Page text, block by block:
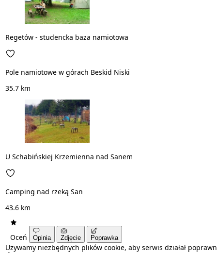
Regetów - studencka baza namiotowa
Pole namiotowe w górach Beskid Niski
35.7 km
U Schabińskiej Krzemienna nad Sanem
Camping nad rzeką San
43.6 km
Oceń Opinia Zdjęcie Poprawka
Używamy niezbędnych plików cookie, aby serwis działał